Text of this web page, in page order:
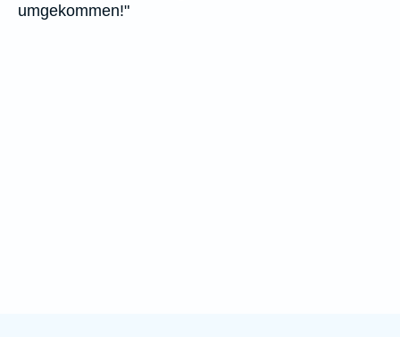
umgekommen!"